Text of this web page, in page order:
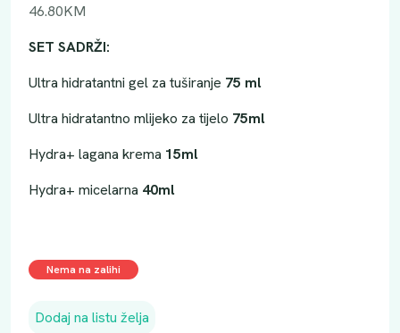
46.80KM
SET SADRŽI:
Ultra hidratantni gel za tuširanje 75 ml
Ultra hidratantno mlijeko za tijelo 75ml
Hydra+ lagana krema 15ml
Hydra+ micelarna 40ml
Nema na zalihi
Dodaj na listu želja